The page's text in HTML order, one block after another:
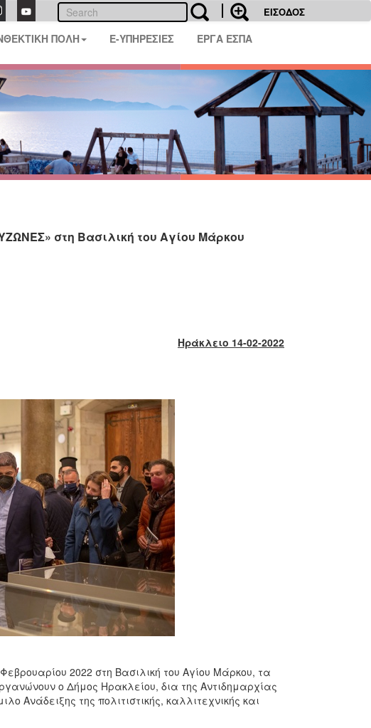
ΕΙΣΟΔΟΣ
ΠΟΛΗ E-ΥΠΗΡΕΣΙΕΣ ΕΡΓΑ ΕΣΠΑ
στη Βασιλική του Αγίου Μάρκου
Ηράκλειο 14-02-2022
2022 στη Βασιλική του Αγίου Μάρκου, τα
ο Δήμος Ηρακλείου, δια της Αντιδημαρχίας
Ανάδειξης της πολιτιστικής, καλλιτεχνικής και